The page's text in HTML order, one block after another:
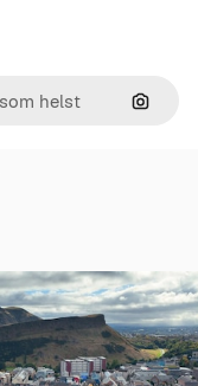
Sök